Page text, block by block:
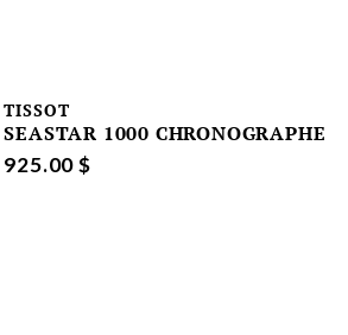
TISSOT
SEASTAR 1000 CHRONOGRAPHE
925.00 $